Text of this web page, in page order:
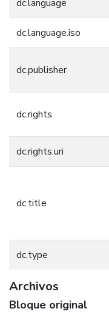
dc.language
dc.language.iso
dc.publisher
dc.rights
dc.rights.uri
dc.title
dc.type
Archivos
Bloque original